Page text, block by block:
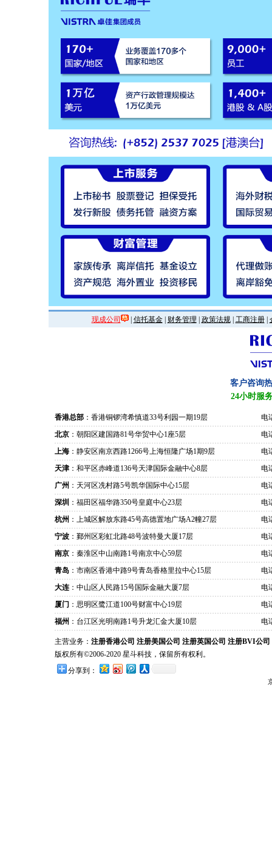
现成公司 | 信托基金| 财务管理 政策法规| 工商注册|
客户咨询
24小时服
香港总部 ：香港铜锣湾希慎道33号利园一期19层
电
北京 ：朝阳区建国路81号华贸中心1座5层
电
上海 ：静安区南京西路1266号上海恒隆广场1期9层
电
天津 ：和平区赤峰道136号天津国际金融中心8层
电
广州 ：天河区冼村路5号凯华国际中心15层
电
深圳 ：福田区福华路350号皇庭中心23层
电
杭州 ：上城区解放东路45号高德置地广场A2幢27层
电
宁波 ：鄞州区彩虹北路48号波特曼大厦17层
电
南京 ：秦淮区中山南路1号南京中心59层
电
青岛 ：市南区香港中路9号青岛香格里拉中心15层
电
大连 ：中山区人民路15号国际金融大厦7层
电
厦门 ：思明区鹭江道100号财富中心19层
电
福州 ：台江区光明南路1号升龙汇金大厦10层 电
主营业务： 注册香港公司 注册美国公司 注册英国公司 注册BVI公司
版权所有©2006-2020 星斗科技，保留所有权利。
分享到：